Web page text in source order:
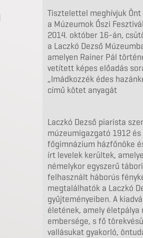
Tisztelettel meghívjuk Önt
a Múzeumok Őszi
2014. október 16-án,
a Laczkó Dezső
amelyen Rainer Pál
vetített képes előadás
„Imádkozzék édes
című kötet anyagát
Laczkó Dezső piarista
múzeumigazgató 1912
főgimnázium házfőnöke
írt levelek kerültek,
némelykor egyszerű
felhasznált háborús
megtalálhatók a Laczkó
gyűjteményeiben. A
életének, amely
embersége, s fő
vallásukat gyakorló,